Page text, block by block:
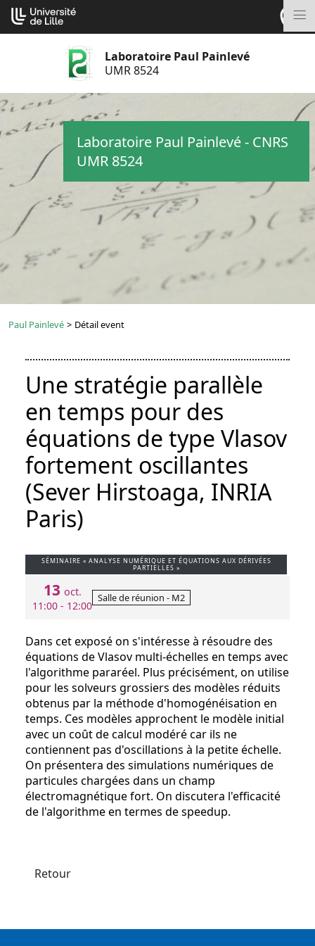
Aller
au
contenu
Laboratoire Paul Painlevé
UMR 8524
Laboratoire Paul Painlevé - CNRS
UMR 8524
Paul Painlevé > Détail event
Une stratégie parallèle
en temps pour des
équations de type Vlasov
fortement oscillantes
(Sever Hirstoaga, INRIA
Paris)
SÉMINAIRE « ANALYSE NUMÉRIQUE ET ÉQUATIONS AUX DÉRIVÉES
PARTIELLES »
13 oct.
11:00 - 12:00
Salle de réunion - M2
Dans cet exposé on s'intéresse à résoudre des
équations de Vlasov multi-échelles en temps avec
l'algorithme pararéel. Plus précisément, on utilise
pour les solveurs grossiers des modèles réduits
obtenus par la méthode d'homogénéisation en
temps. Ces modèles approchent le modèle initial
avec un coût de calcul modéré car ils ne
contiennent pas d'oscillations à la petite échelle.
On présentera des simulations numériques de
particules chargées dans un champ
électromagnétique fort. On discutera l'efficacité
de l'algorithme en termes de speedup.
Retour
Cookies management panel